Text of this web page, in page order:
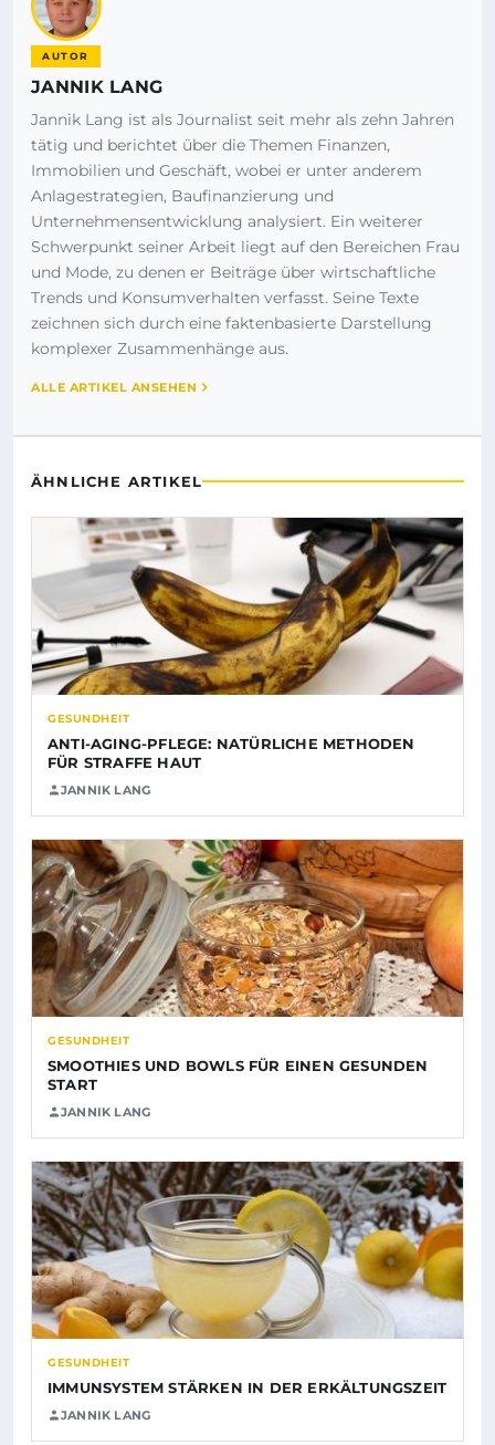
AUTOR
JANNIK LANG
Jannik Lang ist als Journalist seit mehr als zehn Jahren
tätig und berichtet über die Themen Finanzen,
Immobilien und Geschäft, wobei er unter anderem
Anlagestrategien, Baufinanzierung und
Unternehmensentwicklung analysiert. Ein weiterer
Schwerpunkt seiner Arbeit liegt auf den Bereichen Frau
und Mode, zu denen er Beiträge über wirtschaftliche
Trends und Konsumverhalten verfasst. Seine Texte
zeichnen sich durch eine faktenbasierte Darstellung
komplexer Zusammenhänge aus.
ALLE ARTIKEL ANSEHEN
ÄHNLICHE ARTIKEL
GESUNDHEIT
ANTI-AGING-PFLEGE: NATÜRLICHE METHODEN
FÜR STRAFFE HAUT
JANNIK LANG
GESUNDHEIT
SMOOTHIES UND BOWLS FÜR EINEN GESUNDEN
START
JANNIK LANG
GESUNDHEIT
IMMUNSYSTEM STÄRKEN IN DER ERKÄLTUNGSZEIT
JANNIK LANG